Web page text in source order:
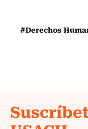
#Derechos